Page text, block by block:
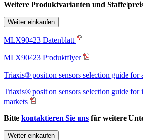
Weitere Produktvarianten und
Weiter einkaufen
MLX90423 Datenblatt
MLX90423 Produktflyer
Triaxis® position sensors selection guide for
Triaxis® position sensors selection guide for
markets
Bitte kontaktieren Sie uns für weitere
Weiter einkaufen